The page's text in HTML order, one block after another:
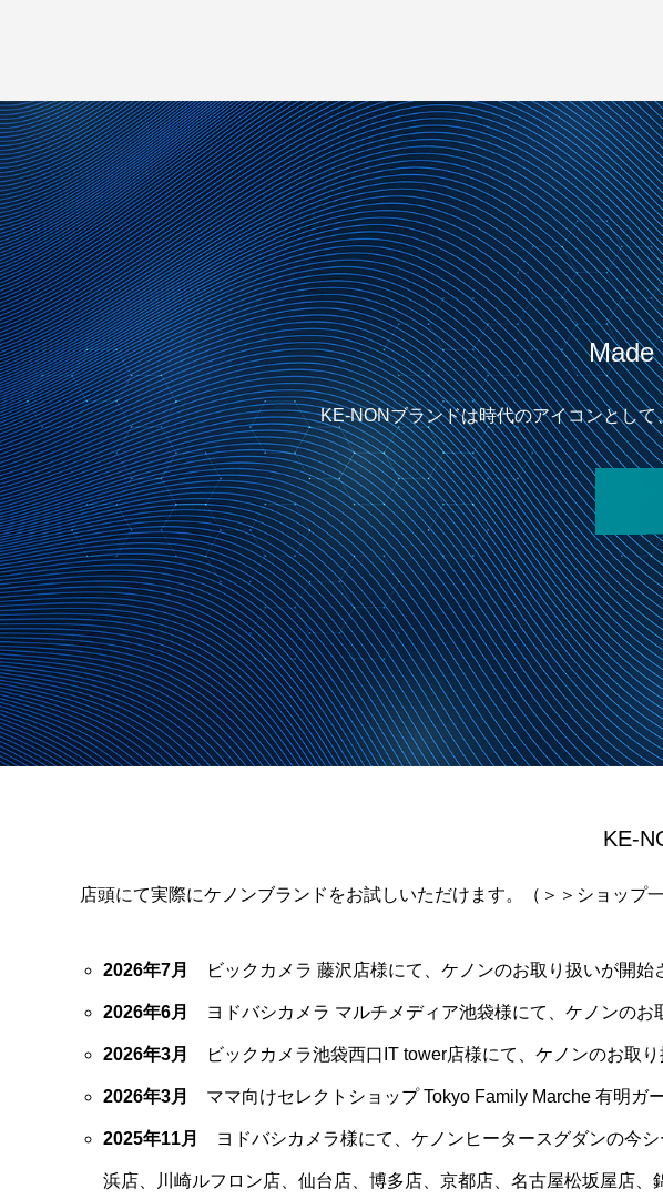
Made
KE-NONブランドは時代のアイコンとし
KE-
店頭にて実際にケノンブランドをお試しいただけます。（ ＞＞ショップ
2026年7月 ビックカメラ 藤沢店様にて、ケノンのお取り扱いが開始
2026年6月 ヨドバシカメラ マルチメディア池袋様にて、ケノンのお
2026年3月 ビックカメラ池袋西口IT tower店様にて、ケノンのお取り
2026年3月 ママ向けセレクトショップ Tokyo Family Marche 有明ガ
2025年11月 ヨドバシカメラ様にて、ケノンヒータースグダンの今
浜店、川崎ルフロン店、仙台店、博多店、京都店、名古屋松坂屋店、